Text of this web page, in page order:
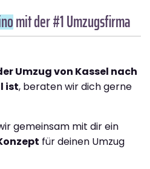
mit der #1 Umzugsfirma
Umzug von Kassel nach
ist, beraten wir dich gerne
gemeinsam mit dir ein
für deinen Umzug